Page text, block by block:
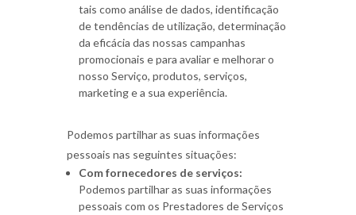
tais como análise de dados, identificação
de tendências de utilização, determinação
da eficácia das nossas campanhas
promocionais e para avaliar e melhorar o
nosso Serviço, produtos, serviços,
marketing e a sua experiência.
Podemos partilhar as suas informações
pessoais nas seguintes situações:
Com fornecedores de serviços:
Podemos partilhar as suas informações
pessoais com os Prestadores de Serviços